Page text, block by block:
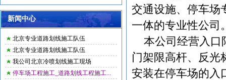
新闻中心
北京专业道路划线施工队伍
北京专业道路划线施工队伍
我公司北京冷喷划线施工现场
停车场工程施工_道路划线工程施工...
交通设施、停车场
一体的专业性公司
本公司经营入口
门架限高杆、反光
安装在停车场的入